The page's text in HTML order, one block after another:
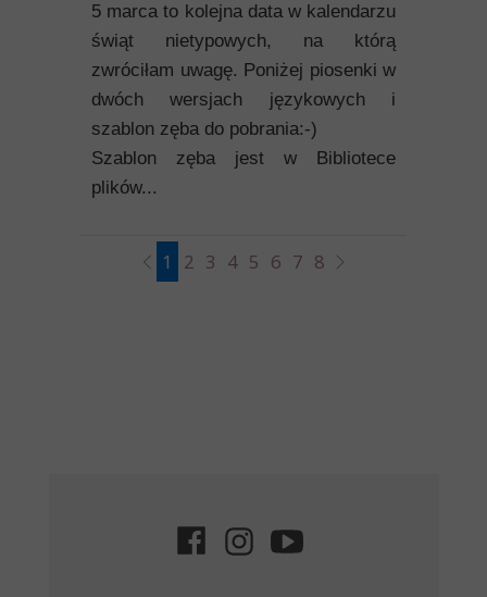
5 marca to kolejna data w kalendarzu
świąt nietypowych, na którą
zwróciłam uwagę. Poniżej piosenki w
dwóch wersjach językowych i
szablon zęba do pobrania:-)
Szablon zęba jest w Bibliotece
plików...
1 2 3 4 5 6 7 8